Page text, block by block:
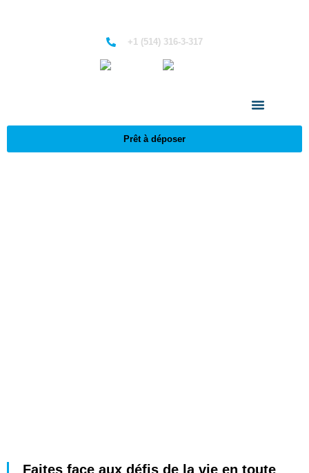
+1 (514) 316-3-317
Prêt à déposer
Faites face aux défis de la vie en toute